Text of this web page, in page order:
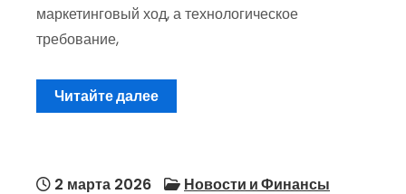
маркетинговый ход, а технологическое
требование,
Читайте далее
2 марта 2026 Новости и Финансы